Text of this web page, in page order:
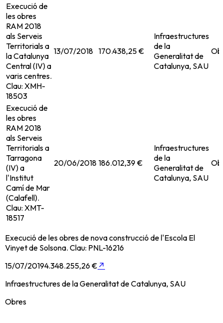
Execució de
les obres
RAM 2018
als Serveis
Territorials a
la Catalunya
Central (IV) a
varis centres.
Clau: XMH-
18503
13/07/2018 170.438,25 €
Infraestructures
de la
Generalitat de
Catalunya, SAU
Execució de
les obres
RAM 2018
als Serveis
Territorials a
Tarragona
(IV) a
l'Institut
Camí de Mar
(Calafell).
Clau: XMT-
18517
20/06/2018 186.012,39 €
Infraestructures
de la
Generalitat de
Catalunya, SAU
Execució de les obres de nova construcció de l'Escola El
Vinyet de Solsona. Clau: PNL-16216
15/07/20194.348.255,26 € ↗
Infraestructures de la Generalitat de Catalunya, SAU
Obres